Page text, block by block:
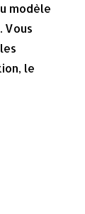
modèle
Vous
le